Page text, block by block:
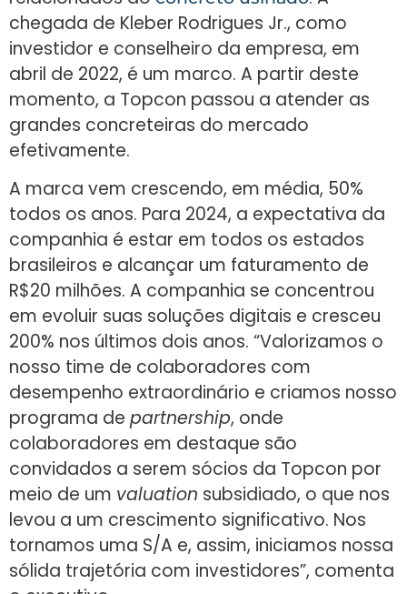
chegada de Kleber Rodrigues Jr., como
investidor e conselheiro da empresa, em
abril de 2022, é um marco. A partir deste
momento, a Topcon passou a atender as
grandes concreteiras do mercado
efetivamente.
A marca vem crescendo, em média, 50%
todos os anos. Para 2024, a expectativa da
companhia é estar em todos os estados
brasileiros e alcançar um faturamento de
R$20 milhões. A companhia se concentrou
em evoluir suas soluções digitais e cresceu
200% nos últimos dois anos. “Valorizamos o
nosso time de colaboradores com
desempenho extraordinário e criamos nosso
programa de partnership, onde
colaboradores em destaque são
convidados a serem sócios da Topcon por
meio de um valuation subsidiado, o que nos
levou a um crescimento significativo. Nos
tornamos uma S/A e, assim, iniciamos nossa
sólida trajetória com investidores”, comenta